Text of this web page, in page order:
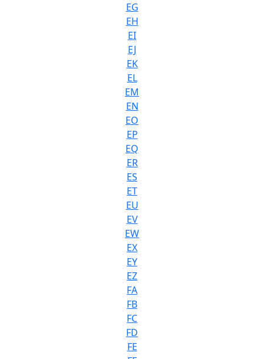
EG
EH
EI
EJ
EK
EL
EM
EN
EO
EP
EQ
ER
ES
ET
EU
EV
EW
EX
EY
EZ
FA
FB
FC
FD
FE